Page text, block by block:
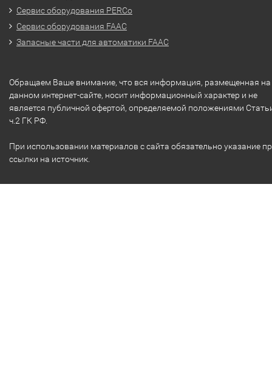
Сервис оборудования PERCo
Сервис оборудования FAAC
Запасные части для автоматики FAAC
Обращаем Ваше внимание, что вся информация, размещенная на
данном интернет-сайте, носит информационный характер и не
является публичной офертой, определяемой положениями
ч.2 ГК РФ.
При использовании материалов с сайта обязательно указание
ссылки на источник.